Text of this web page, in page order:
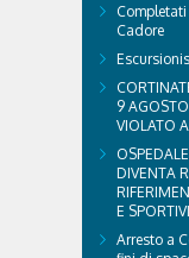
Cadore
9
VIOLATO
DIVENTA
E SPORTIVI
Arresto a